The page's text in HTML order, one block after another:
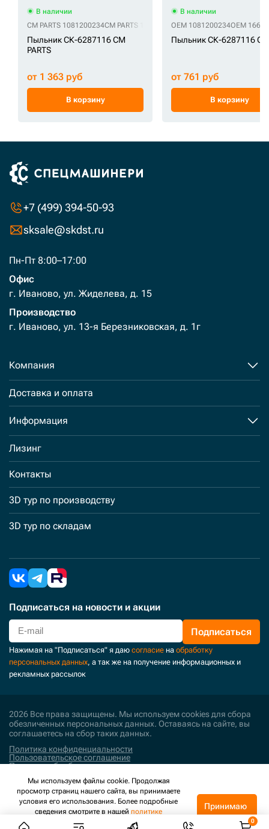
В наличии
CM PARTS 1081200234CM PARTS 1661494 CM PARTS 166-1494CM
Пыльник СК-6287116 CM
PARTS
от 1 363 руб
В корзину
В наличии
OEM 1081200234OEM
Пыльник СК-6287116
от 761 руб
В корзину
+7 (499) 394-50-93
sksale@skdst.ru
Пн-Пт 8:00–17:00
Офис
г. Иваново, ул. Жиделева, д. 15
Производство
г. Иваново, ул. 13-я Березниковская, д. 1г
Компания
Доставка и оплата
Информация
Лизинг
Контакты
3D тур по производству
3D тур по складам
Подписаться на новости и акции
Подписаться
Нажимая на "Подписаться" я даю согласие на обработку
персональных данных, а так же на получение информационных и
рекламных рассылок
2026 Все права защищены. Мы используем cookies для сбора
обезличенных персональных данных. Оставаясь на сайте, вы
соглашаетесь на сбор таких данных.
Политика конфиденциальности
Пользовательское соглашение
Политика обработки персональных данных
Поддержка и развитие
Мы используем файлы cookie. Продолжая
просмотр страниц нашего сайта, вы принимаете
условия его использования. Более подробные
сведения смотрите в нашей политике
конфиденциальности.
Принимаю